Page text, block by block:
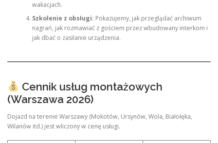
wakacjach.
Szkolenie z obsługi: Pokazujemy, jak przeglądać archiwum
nagrań, jak rozmawiać z gościem przez wbudowany interkom i
jak dbać o zasilanie urządzenia.
Cennik usług montażowych
(Warszawa 2026)
Dojazd na terenie Warszawy (Mokotów, Ursynów, Wola, Białołęka,
Wilanów itd.) jest wliczony w cenę usługi.